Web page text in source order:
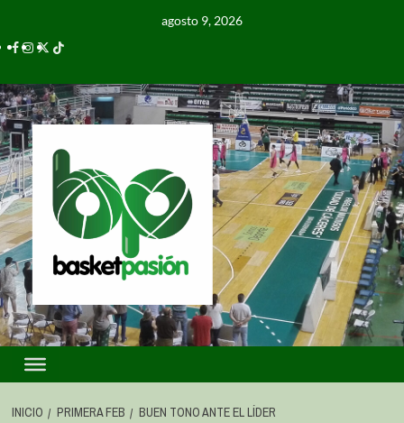
agosto 9, 2026
INICIO PRIMERA FEB BUEN TONO ANTE EL LÍDER